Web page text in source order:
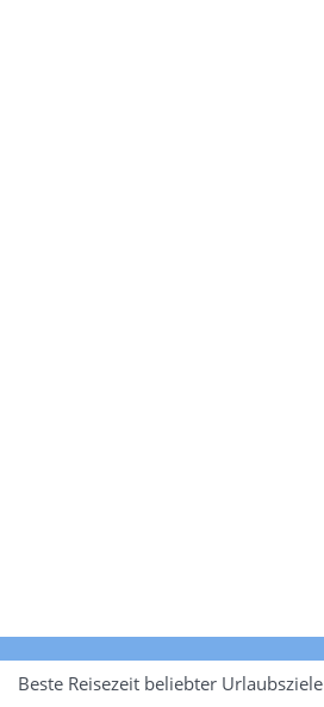
Beste Reisezeit beliebter Urlaubsziele